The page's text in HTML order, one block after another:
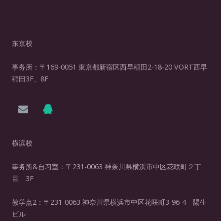
东京校
事务所：〒169-0051 東京都新宿区西早稲田2-18-20 VORT西早
稲田3F、8F
横滨校
事务所&自习室：〒231-0063 神奈川県横浜市中区花咲町２丁
目 3F
教学点2：〒231-0063 神奈川県横浜市中区花咲町3-96-4 陽生
ビル